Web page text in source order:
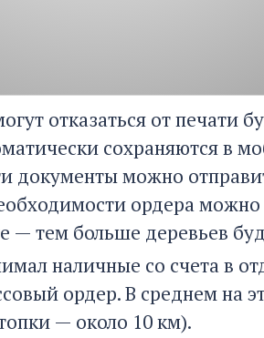
отказаться от печати
сохраняются в
документы можно
ордера
— тем больше деревьев
наличные со счета в
ордер. В среднем на
— около 10 км).